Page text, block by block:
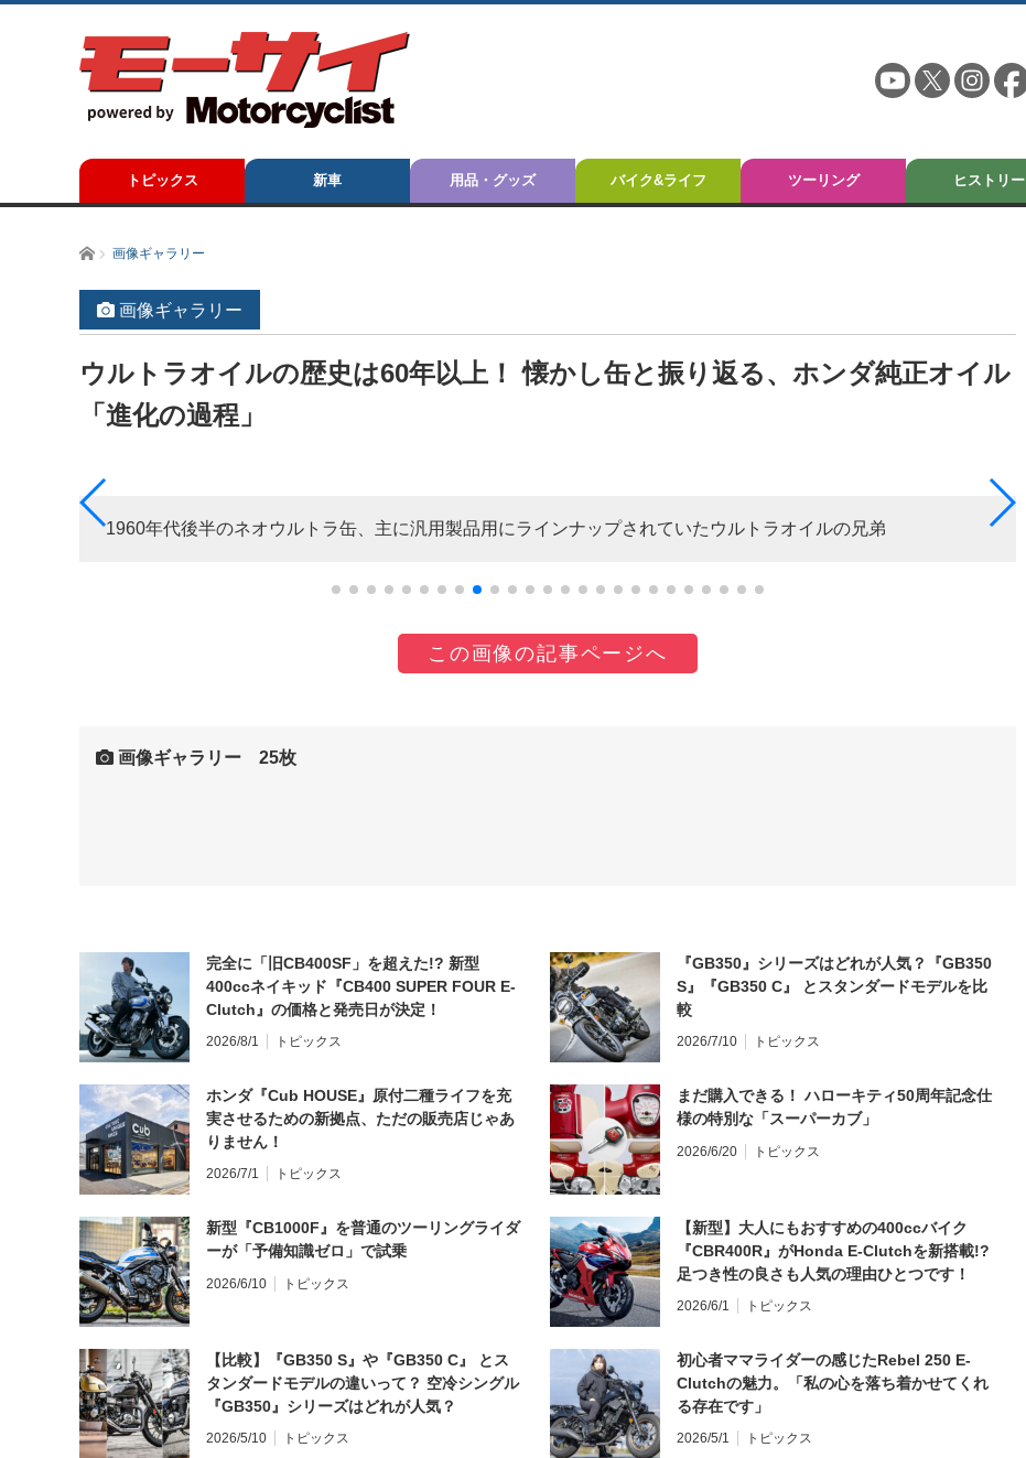
トピックス 新車 用品・グッズ バイク&ライフ ツーリング ヒストリー
ホーム画像ギャラリー
画像ギャラリー
ウルトラオイルの歴史は60年以上！ 懐かし缶と振り返る、ホンダ純正オイル
「進化の過程」
1960年代後半のネオウルトラ缶、主に汎用製品用にラインナップされていたウルトラオイルの兄弟
この画像の記事ページへ
画像ギャラリー 25枚
完全に「旧CB400SF」を超えた!? 新型
400ccネイキッド『CB400 SUPER FOUR E-
Clutch』の価格と発売日が決定！
2026/8/1 トピックス
『GB350』シリーズはどれが人気？『GB350
S』『GB350 C』 とスタンダードモデルを比
較
2026/7/10 トピックス
ホンダ『Cub HOUSE』原付二種ライフを充
実させるための新拠点、ただの販売店じゃあ
りません！
2026/7/1 トピックス
まだ購入できる！ ハローキティ50周年記念仕
様の特別な「スーパーカブ」
2026/6/20 トピックス
新型『CB1000F』を普通のツーリングライダ
ーが「予備知識ゼロ」で試乗
2026/6/10 トピックス
【新型】大人にもおすすめの400ccバイク
『CBR400R』がHonda E-Clutchを新搭載!?
足つき性の良さも人気の理由ひとつです！
2026/6/1 トピックス
【比較】『GB350 S』や『GB350 C』 とス
タンダードモデルの違いって？ 空冷シングル
『GB350』シリーズはどれが人気？
2026/5/10 トピックス
初心者ママライダーの感じたRebel 250 E-
Clutchの魅力。「私の心を落ち着かせてくれ
る存在です」
2026/5/1 トピックス